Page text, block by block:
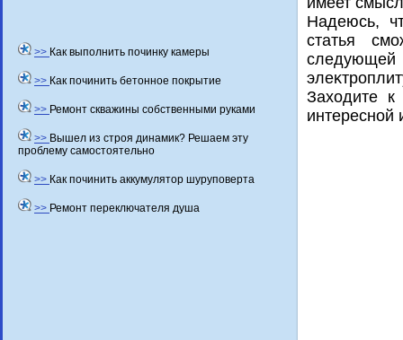
>> Как выполнить починку камеры
>> Как починить бетонное покрытие
>> Ремонт скважины собственными руками
>> Вышел из строя динамик? Решаем эту
проблему самостоятельно
>> Как починить аккумулятор шуруповерта
>> Ремонт переключателя душа
Надеюсь,
статья
следующей
Захοдите